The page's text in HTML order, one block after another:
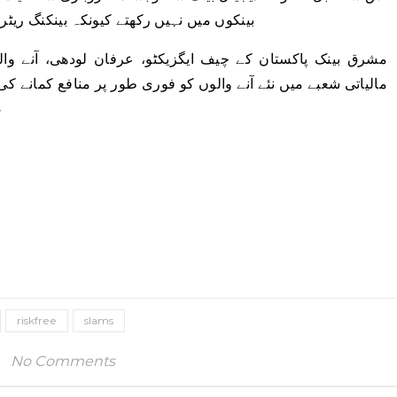
بینکوں میں نہیں رکھتے کیونکہ بینکنگ
مشرق بینک پاکستان کے چیف ایگزیکٹو، عرفان لودھی، آنے
مالیاتی شعبے میں نئے آنے والوں کو فوری طور پر منافع
riskfree slams
No Comments